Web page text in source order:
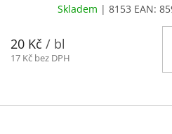
Skladem | 8153 EAN:
20 Kč / bl
17 Kč bez DPH
Z